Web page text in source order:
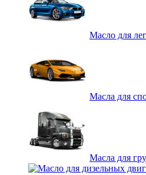
Масло для
Масла для
Масла для